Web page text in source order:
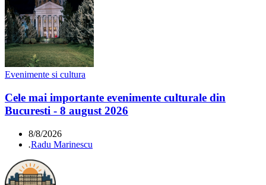
Evenimente si cultura
Cele mai importante evenimente culturale din
Bucuresti - 8 august 2026
8/8/2026
.Radu Marinescu